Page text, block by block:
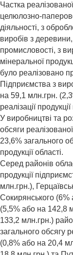
Частка
целюлозно-
діяльності, з
виробів з деревини,
промисловості, з
мінеральної
було реалізовано
Підприємства з
на 59,1 млн.грн.
реалізації
У виробництві та
обсяги
23,6% загального
продукції області.
Серед районів
продукції
млн.грн.),
Сокирянського
(5,5% або на 142,8
133,2 млн.грн.)
загального обсягу
(0,8% або на 20,4